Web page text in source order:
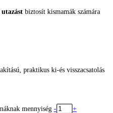
utazást biztosít kismamák számára
praktikus ki-és visszacsatolás
mennyiség -
+